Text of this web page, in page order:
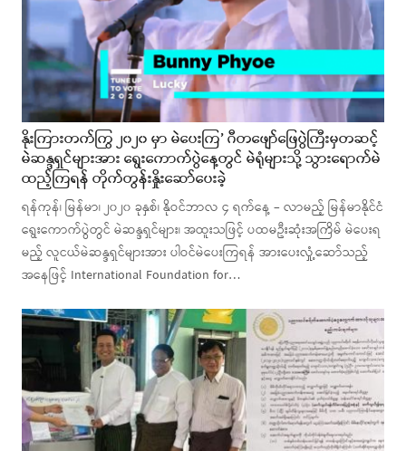
နိုးကြားတက်ကြွ ၂၀၂၀ မှာ မဲပေးကြ’ ဂီတဖျော်ဖြေပွဲကြီးမှတဆင့်
မဲဆန္ဒရှင်များအား ရွေးကောက်ပွဲနေ့တွင် မဲရုံများသို့ သွားရောက်မဲ
ထည့်ကြရန် တိုက်တွန်းနှိုးဆော်ပေးခဲ့
ရန်ကုန်၊ မြန်မာ၊ ၂၀၂၀ ခုနှစ်၊ နိုဝင်ဘာလ ၄ ရက်နေ့ – လာမည့် မြန်မာနိုင်ငံ
ရွေးကောက်ပွဲတွင် မဲဆန္ဒရှင်များ၊ အထူးသဖြင့် ပထမဦးဆုံးအကြိမ် မဲပေးရ
မည့် လူငယ်မဲဆန္ဒရှင်များအား ပါဝင်မဲပေးကြရန် အားပေးလှုံ့ဆော်သည့်
အနေဖြင့် International Foundation for…